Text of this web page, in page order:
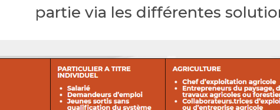
partie via les différentes